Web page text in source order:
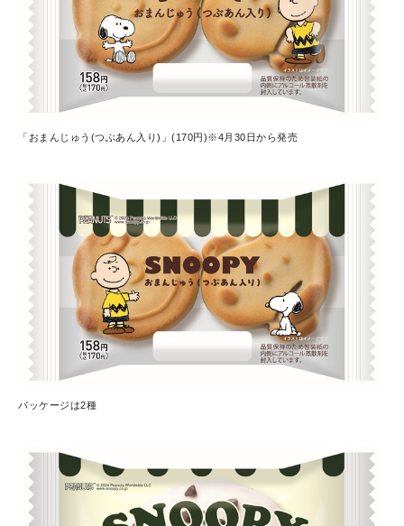
「おまんじゅう(つぶあん入り)」(170円)※4月30日から発売
パッケージは2種